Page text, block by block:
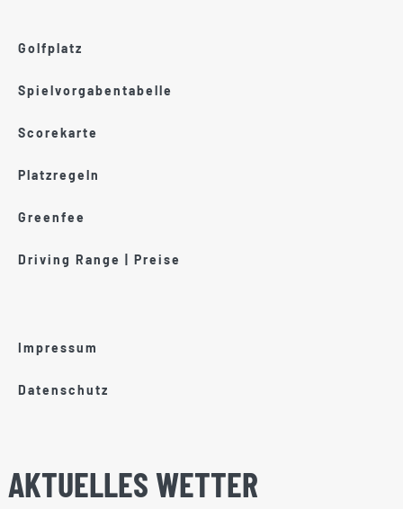
Golfplatz
Spielvorgabentabelle
Scorekarte
Platzregeln
Greenfee
Driving Range | Preise
Impressum
Datenschutz
AKTUELLES WETTER